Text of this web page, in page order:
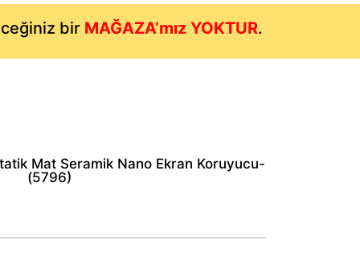
bir MAĞAZA’mız YOKTUR.
Mat Seramik Nano Ekran Koruyucu-
(5796)